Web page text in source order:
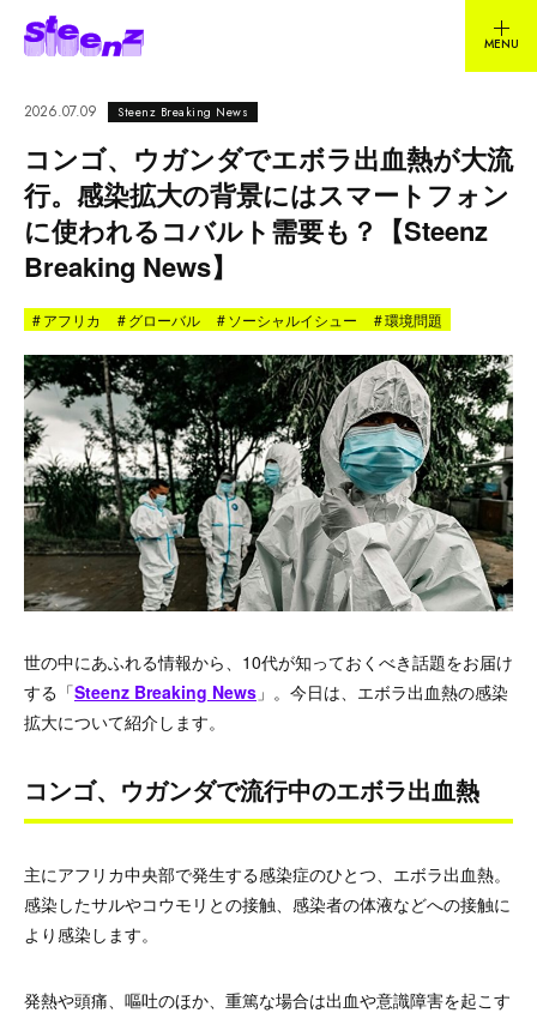
2026.07.09 Steenz Breaking News
コンゴ、ウガンダでエボラ出血熱が大流
行。感染拡大の背景にはスマートフォン
に使われるコバルト需要も？【Steenz
Breaking News】
#アフリカ #グローバル #ソーシャルイシュー #環境問題
世の中にあふれる情報から、10代が知っておくべき話題をお届け
する「Steenz Breaking News 」。今日は、エボラ出血熱の感染
拡大について紹介します。
コンゴ、ウガンダで流行中のエボラ出血熱
主にアフリカ中央部で発生する感染症のひとつ、エボラ出血熱。
感染したサルやコウモリとの接触、感染者の体液などへの接触に
より感染します。
発熱や頭痛、嘔吐のほか、重篤な場合は出血や意識障害を起こす